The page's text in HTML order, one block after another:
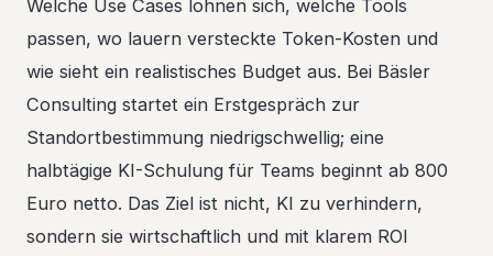
Welche Use Cases lohnen sich, welche Tools
passen, wo lauern versteckte Token-Kosten und
wie sieht ein realistisches Budget aus. Bei Bäsler
Consulting startet ein Erstgespräch zur
Standortbestimmung niedrigschwellig; eine
halbtägige KI-Schulung für Teams beginnt ab 800
Euro netto. Das Ziel ist nicht, KI zu verhindern,
sondern sie wirtschaftlich und mit klarem ROI